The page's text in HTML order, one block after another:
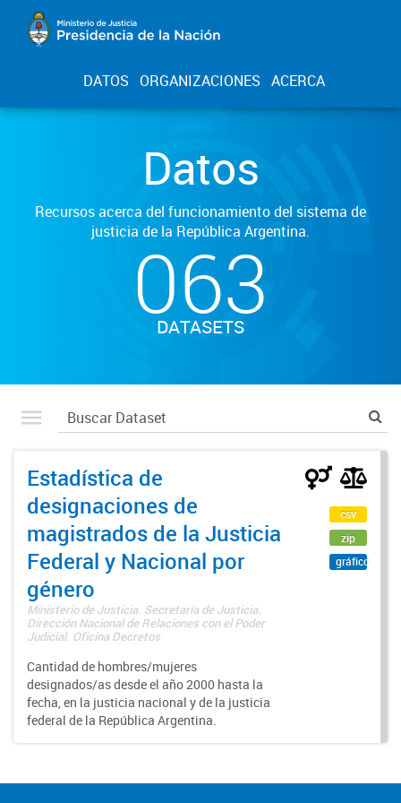
DATOS ORGANIZACIONES ACERCA
Datos
Recursos acerca del funcionamiento del sistema de
justicia de la República Argentina.
063
DATASETS
Estadística de
designaciones de
magistrados de la Justicia
Federal y Nacional por
género
Ministerio de Justicia. Secretaría de Justicia.
Dirección Nacional de Relaciones con el Poder
Judicial. Oficina Decretos
Cantidad de hombres/mujeres
designados/as desde el año 2000 hasta la
fecha, en la justicia nacional y de la justicia
federal de la República Argentina.
csv
zip
gráfico